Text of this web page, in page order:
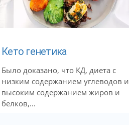
Кето генетика
Было доказано, что КД, диета с
низким содержанием углеводов и
высоким содержанием жиров и
белков,...